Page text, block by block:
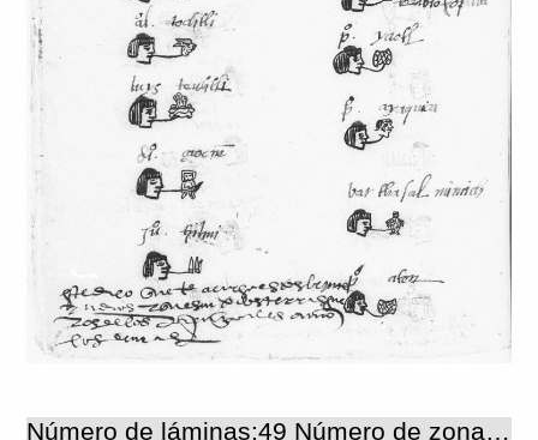
Número de láminas:49 Número de zonas:49